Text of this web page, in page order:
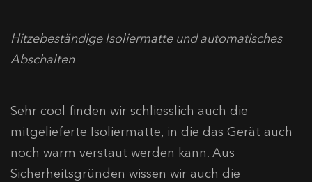
Hitzebeständige Isoliermatte und automatisches
Abschalten
Sehr cool finden wir schliesslich auch die
mitgelieferte Isoliermatte, in die das Gerät auch
noch warm verstaut werden kann. Aus
Sicherheitsgründen wissen wir auch die